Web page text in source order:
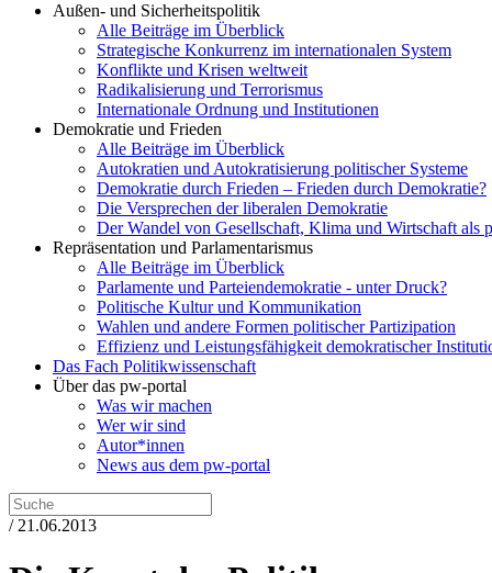
Außen- und Sicherheitspolitik
Alle Beiträge im Überblick
Strategische Konkurrenz im internationalen System
Konflikte und Krisen weltweit
Radikalisierung und Terrorismus
Internationale Ordnung und Institutionen
Demokratie und Frieden
Alle Beiträge im Überblick
Autokratien und Autokratisierung politischer Systeme
Demokratie durch Frieden – Frieden durch Demokratie?
Die Versprechen der liberalen Demokratie
Der Wandel von Gesellschaft, Klima und Wirtschaft als
Repräsentation und Parlamentarismus
Alle Beiträge im Überblick
Parlamente und Parteiendemokratie - unter Druck?
Politische Kultur und Kommunikation
Wahlen und andere Formen politischer Partizipation
Effizienz und Leistungsfähigkeit demokratischer
Das Fach Politikwissenschaft
Über das pw-portal
Was wir machen
Wer wir sind
Autor*innen
News aus dem pw-portal
/ 21.06.2013